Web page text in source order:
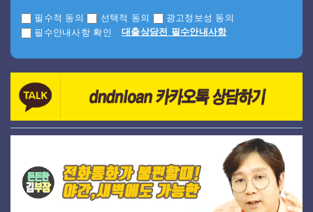
필수적 동의 선택적 동의
광고정보성 동의
필수안내사항 확인
대출상담전 필수안내사항